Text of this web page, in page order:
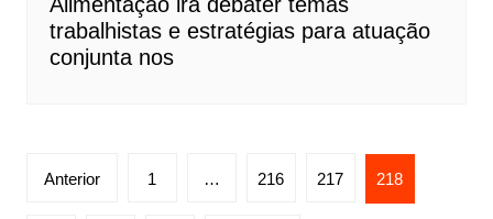
trabalhistas e estratégias para atuação
conjunta nos
Navegação
Anterior 1 … 216 217 218